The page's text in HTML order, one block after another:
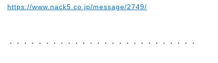
https://www.nack5.co.jp/message/2749/
・・・・・・・・・・・・・・・・・・・・・・・・・・